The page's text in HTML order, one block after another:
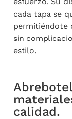
cada tapa se
permitiéndote
sin
estilo.
calidad.